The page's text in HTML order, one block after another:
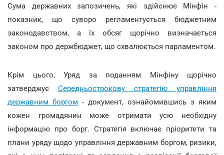
Сума державних запозичень, які здійснює Мінфін -
показник, що суворо регламентується бюджетним
законодавством, а їх обсяг щорічно визначається
законом про держбюджет, що схвалюється парламентом.
Крім цього, Уряд за поданням Мінфіну щорічно
затверджує Середньострокову стратегію управління
державним боргом - документ, ознайомившись з яким
кожен громадянин може отримати усю необхідну
інформацію про борг. Стратегія включає пріоритети та
плани уряду щодо управління державним боргом, ризики,